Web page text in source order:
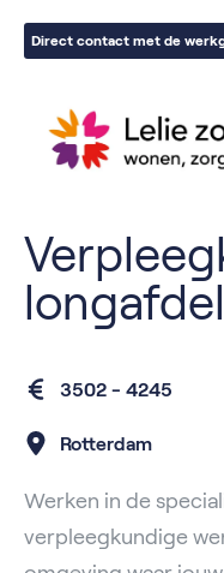
Direct contact met de
3502 - 4245
Rotterdam
Werken in de
verpleegkundige